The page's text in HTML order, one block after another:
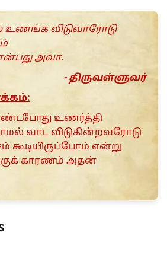
உணங்க விடுவாரோடு
அவா.
- திருவள்ளுவர்
உணர்த்தி
வாட விடுகின்றவரோடு
கூடியிருப்போம் என்று
காரணம் அதன்